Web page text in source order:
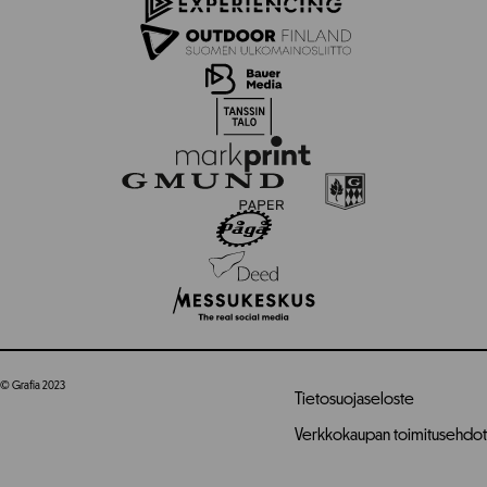
© Grafia 2023
Tietosuojaseloste
Verkkokaupan toimitusehdot